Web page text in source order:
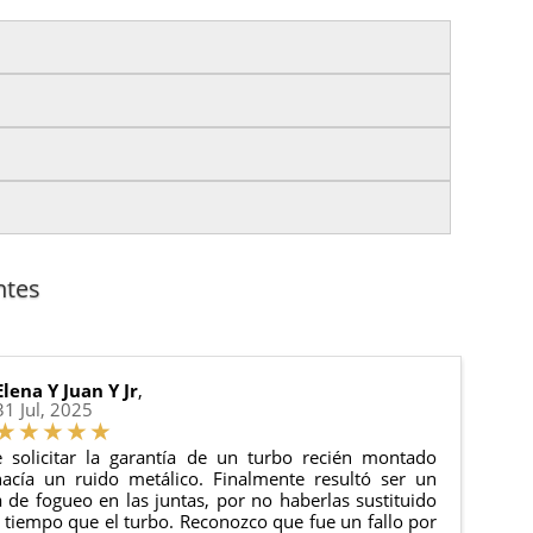
generales
del pedido para que puedas localizar tu paquete
de tu pedido.
Y Juan Y Jr,
Jul, 2025
solicitar la garantía de un turbo recién montado
un ruido metálico. Finalmente resultó ser un
de fogueo en las juntas, por no haberlas sustituido
que el turbo. Reconozco que fue un fallo por